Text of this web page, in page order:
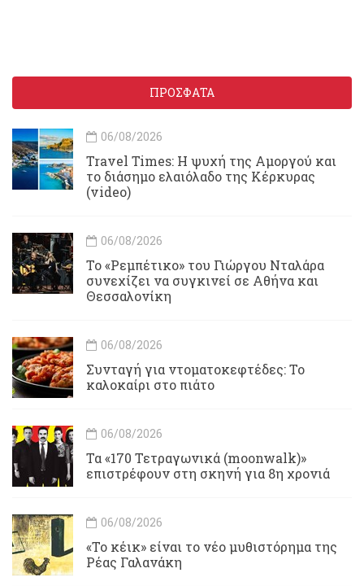
ΠΡΟΣΦΑΤΑ
06/08/2026
Travel Times: H ψυχή της Αμοργού και
το διάσημο ελαιόλαδο της Κέρκυρας
(video)
06/08/2026
Το «Ρεμπέτικο» του Γιώργου Νταλάρα
συνεχίζει να συγκινεί σε Αθήνα και
Θεσσαλονίκη
06/08/2026
Συνταγή για ντοματοκεφτέδες: Το
καλοκαίρι στο πιάτο
06/08/2026
Τα «170 Τετραγωνικά (moonwalk)»
επιστρέφουν στη σκηνή για 8η χρονιά
06/08/2026
«Το κέικ» είναι το νέο μυθιστόρημα της
Ρέας Γαλανάκη